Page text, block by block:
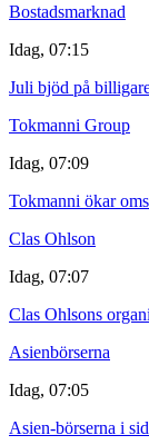
Bostadsmarknad
Idag, 07:15
Juli bjöd på
Tokmanni Group
Idag, 07:09
Tokmanni ökar
Clas Ohlson
Idag, 07:07
Clas Ohlsons
Asienbörserna
Idag, 07:05
Asien-börserna i